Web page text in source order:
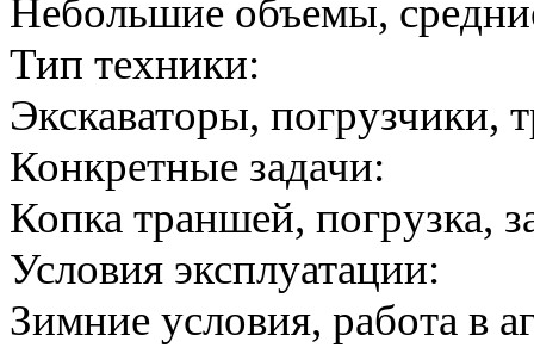
Небольшие объемы,
Тип техники:
Экскаваторы, погрузчики,
Конкретные задачи:
Копка траншей, погрузка,
Условия эксплуатации:
Зимние условия, работа в